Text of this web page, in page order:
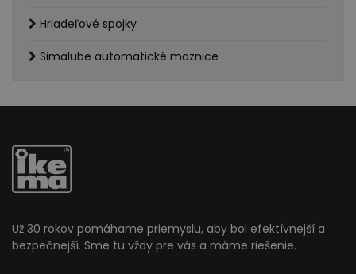
Hriadeľové spojky
Simalube automatické maznice
Už 30 rokov pomáhame priemyslu, aby bol efektívnejší a
bezpečnejší. Sme tu vždy pre vás a máme riešenie.